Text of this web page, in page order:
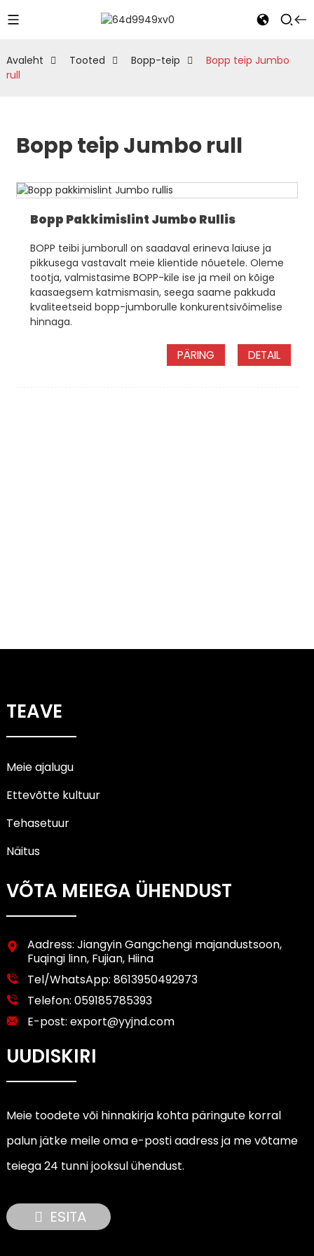
Avaleht Tooted Bopp-teip
Bopp teip Jumbo
rull
Bopp teip Jumbo rull
Bopp Pakkimislint Jumbo Rullis
BOPP teibi jumborull on saadaval erineva laiuse ja
pikkusega vastavalt meie klientide nõuetele. Oleme
tootja, valmistasime BOPP-kile ise ja meil on kõige
kaasaegsem katmismasin, seega saame pakkuda
kvaliteetseid bopp-jumborulle konkurentsivõimelise
hinnaga.
PÄRING DETAIL
TEAVE
Meie ajalugu
Ettevõtte kultuur
Tehasetuur
Näitus
VÕTA MEIEGA ÜHENDUST
Aadress: Jiangyin Gangchengi majandustsoon,
Fuqingi linn, Fujian, Hiina
Tel/WhatsApp: 8613950492973
Telefon: 059185785393
E-post: export@yyjnd.com
UUDISKIRI
Meie toodete või hinnakirja kohta päringute korral
palun jätke meile oma e-posti aadress ja me võtame
teiega 24 tunni jooksul ühendust.
ESITA